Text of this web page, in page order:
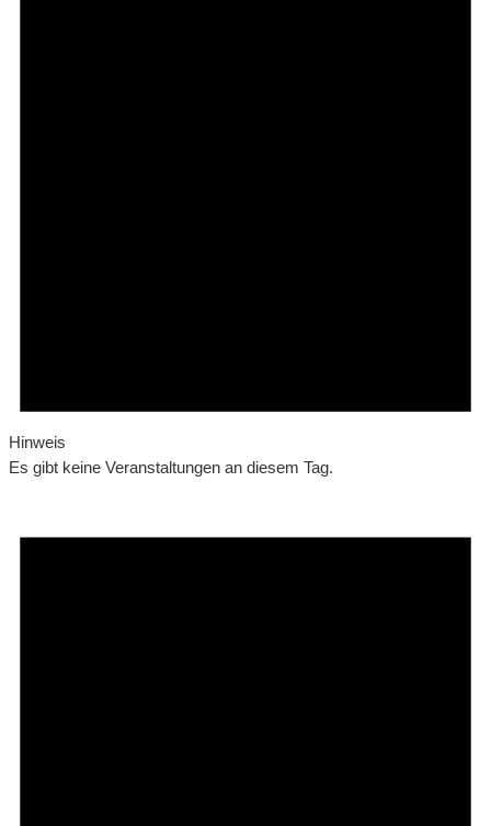
Hinweis
Es gibt keine Veranstaltungen an diesem Tag.